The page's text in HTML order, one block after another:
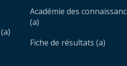
Académie des
(a)
Fiche de résultats (a)